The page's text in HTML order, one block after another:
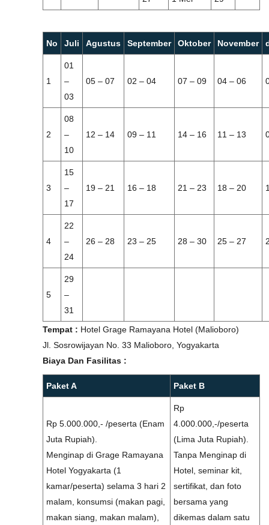
No Juli Agustus September Oktober November
1
01
–
03
05 – 07 02 – 04 07 – 09 04 – 06
2
08
–
10
12 – 14 09 – 11 14 – 16 11 – 13
3
15
–
17
19 – 21 16 – 18 21 – 23 18 – 20
4
22
–
24
26 – 28 23 – 25 28 – 30 25 – 27
5
29
–
31
Tempat : Hotel Grage Ramayana Hotel (Malioboro)
Jl. Sosrowijayan No. 33 Malioboro, Yogyakarta
Biaya Dan Fasilitas :
Paket A Paket B
Rp 5.000.000,- /peserta (Enam
Juta Rupiah).
Menginap di Grage Ramayana
Hotel Yogyakarta (1
kamar/peserta) selama 3 hari 2
malam, konsumsi (makan pagi,
makan siang, makan malam),
Rp
4.000.000,-/peserta
(Lima Juta Rupiah).
Tanpa Menginap di
Hotel, seminar kit,
sertifikat, dan foto
bersama yang
dikemas dalam satu